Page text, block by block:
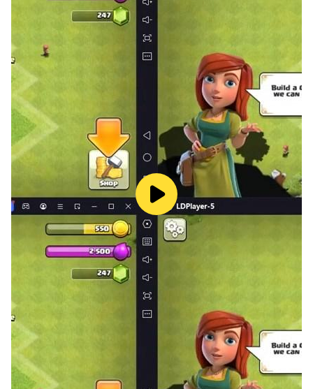
巴士司机还将在免费巴士停车模拟器中扮演有趣的越野巴士
驾驶游戏之旅，其中军车将军事驾驶体验用于驾驶军车的山
地巴士的艰巨任务。越野巴士驾驶游戏中的军队运输是军队
驾驶时代的开始，这使得军队巴士司机在长途巴士模拟游戏
的上坡驾驶中完成军队运输变得更加有趣。
陆军巴士司机
运输军队游戏鼓励士兵在街道公路上玩耍，在军队驾驶期间
通过众多军队检查站进行公共汽车运输任务军队在军队运输
游戏中驾驶。军事驾驶在越野军用巴士游戏中提供了具有挑
战性的军用货物驾驶。
越野军车
冒险为军队巴士司机带来了严峻的挑战，以完成由长途汽车
司机发起的越野巴士驾驶。在越野巴士模拟器中，驾驶员必
须开始与军方一起在山地巴士上工作，以便在巴士模拟器中
作为军队运输车进行运输。旅程用雪地巴士等待军队运输，
这使得军队士兵在完成军队士兵的公共汽车运输期间的旅程
大不相同。士兵在军队游戏中开始驾驶职责，其中与军队驾